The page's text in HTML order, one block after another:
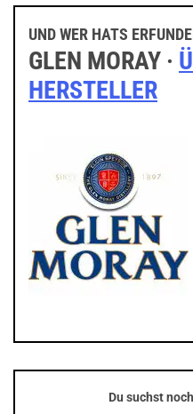
UND WER HATS
GLEN MORAY ·
HERSTELLER
Du suchst